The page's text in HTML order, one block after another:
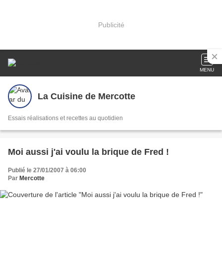
Publicité
MENU
La Cuisine de Mercotte
Essais réalisations et recettes au quotidien
Moi aussi j'ai voulu la brique de Fred !
Publié le 27/01/2007 à 06:00
Par Mercotte